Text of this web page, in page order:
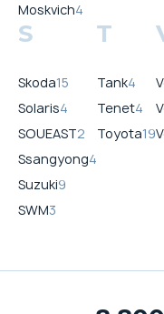
Moskvich4
S
Skoda15
Solaris4
SOUEAST2
Ssangyong4
Suzuki9
SWM3
T
Tank4
Tenet4
Toyota19